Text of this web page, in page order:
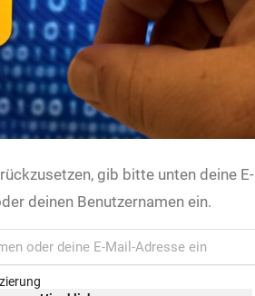
gib bitte unten deine E-
deinen Benutzernamen ein.